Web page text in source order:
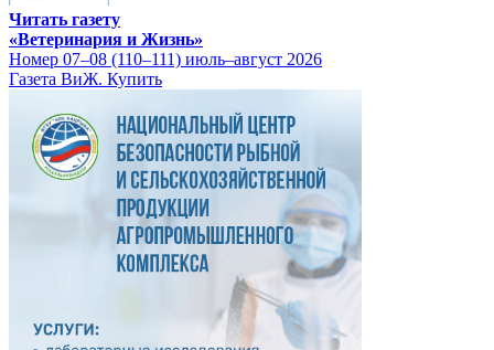
Читать газету
«Ветеринария и Жизнь»
Номер 07–08 (110–111) июль–август 2026
Газета ВиЖ. Купить